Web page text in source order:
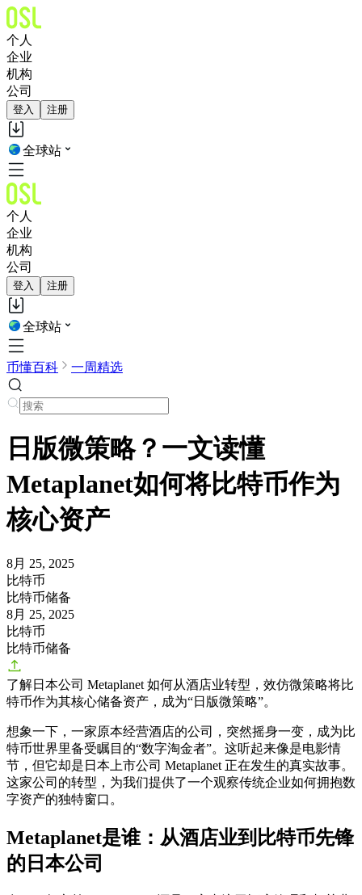
个人
企业
机构
公司
登入 注册
全球站
个人
企业
机构
公司
登入 注册
全球站
币懂百科 一周精选
日版微策略？一文读懂
Metaplanet如何将比特币作为
核心资产
8月 25, 2025
比特币
比特币储备
8月 25, 2025
比特币
比特币储备
了解日本公司 Metaplanet 如何从酒店业转型，效仿微策略将比
特币作为其核心储备资产，成为“日版微策略”。
想象一下，一家原本经营酒店的公司，突然摇身一变，成为比
特币世界里备受瞩目的“数字淘金者”。这听起来像是电影情
节，但它却是日本上市公司 Metaplanet 正在发生的真实故事。
这家公司的转型，为我们提供了一个观察传统企业如何拥抱数
字资产的独特窗口。
Metaplanet是谁：从酒店业到比特币先锋
的日本公司